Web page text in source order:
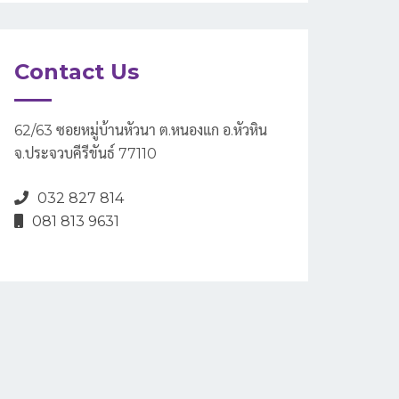
Contact Us
62/63 ซอยหมู่บ้านหัวนา ต.หนองแก อ.หัวหิน
จ.ประจวบคีรีขันธ์ 77110
032 827 814
081 813 9631